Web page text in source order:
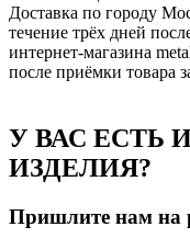
Доставка по городу
течение трёх дней
интернет-магазина
после приёмки товара
У ВАС ЕСТЬ
ИЗДЕЛИЯ?
Пришлите нам на